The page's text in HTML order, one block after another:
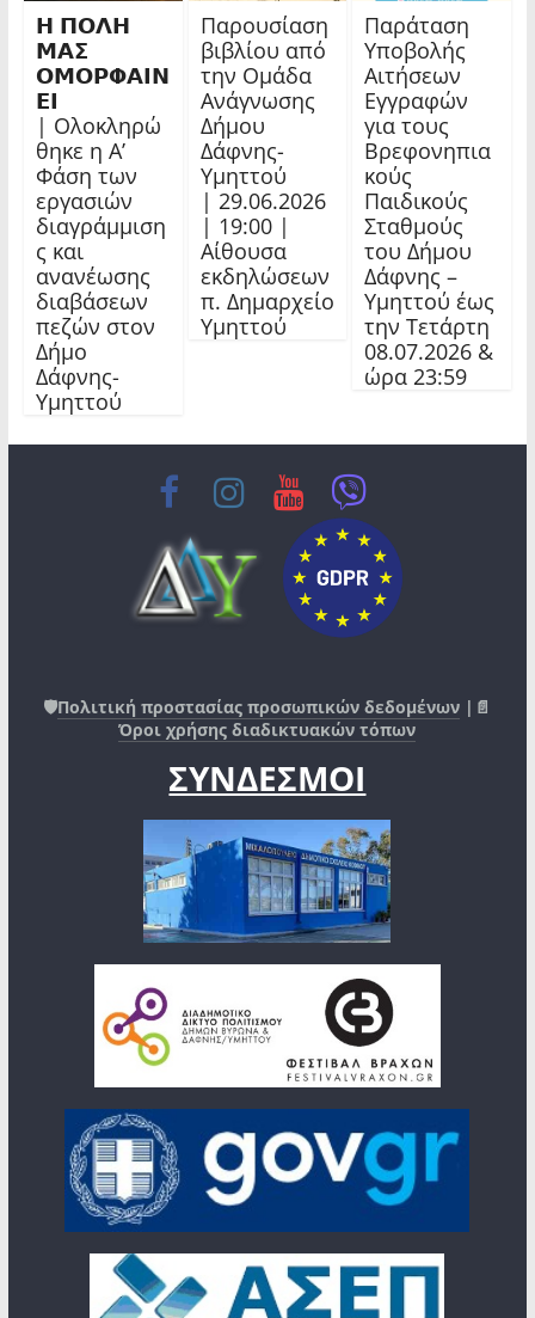
𝝜 𝝥𝝤𝝠𝝜
𝝡𝝖𝝨
𝝤𝝡𝝤𝝦𝝫𝝖𝝞𝝢
𝝚𝝞
| Ολοκληρώ
θηκε η Α’
Φάση των
εργασιών
διαγράμμιση
ς και
ανανέωσης
διαβάσεων
πεζών στον
Δήμο
Δάφνης-
Υμηττού
Παρουσίαση
βιβλίου από
την Ομάδα
Ανάγνωσης
Δήμου
Δάφνης-
Υμηττού
| 29.06.2026
| 19:00 |
Αίθουσα
εκδηλώσεων
π. Δημαρχείο
Υμηττού
Παράταση
Υποβολής
Αιτήσεων
Εγγραφών
για τους
Βρεφονηπια
κούς
Παιδικούς
Σταθμούς
του Δήμου
Δάφνης –
Υμηττού έως
την Τετάρτη
08.07.2026 &
ώρα 23:59
🛡️Πολιτική προστασίας προσωπικών δεδομένων |📄
Όροι χρήσης διαδικτυακών τόπων
ΣΥΝΔΕΣΜΟΙ